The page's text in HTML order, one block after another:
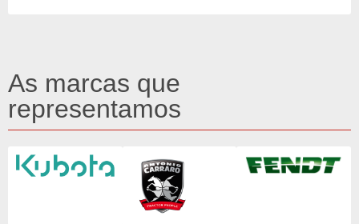
As marcas que
representamos